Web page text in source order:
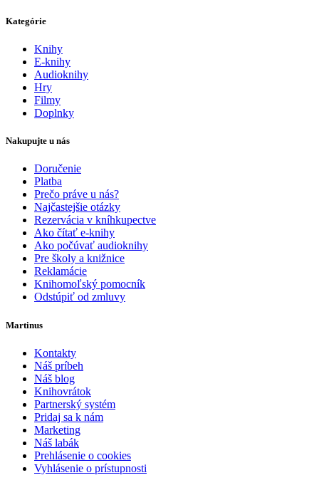
Kategórie
Knihy
E-knihy
Audioknihy
Hry
Filmy
Doplnky
Nakupujte u nás
Doručenie
Platba
Prečo práve u nás?
Najčastejšie otázky
Rezervácia v kníhkupectve
Ako čítať e-knihy
Ako počúvať audioknihy
Pre školy a knižnice
Reklamácie
Knihomoľský pomocník
Odstúpiť od zmluvy
Martinus
Kontakty
Náš príbeh
Náš blog
Knihovrátok
Partnerský systém
Pridaj sa k nám
Marketing
Náš labák
Prehlásenie o cookies
Vyhlásenie o prístupnosti